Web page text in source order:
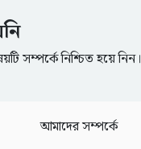
সম্পর্কে নিশ্চিত হয়ে নিন।
আমাদের সম্পর্কে